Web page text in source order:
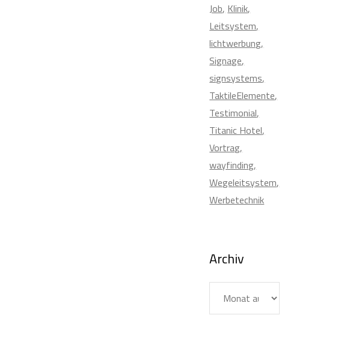
Job Klinik
Leitsystem
lichtwerbung
Signage
signsystems
TaktileElemente
Testimonial
Titanic Hotel
Vortrag
wayfinding
Wegeleitsystem
Werbetechnik
Archiv